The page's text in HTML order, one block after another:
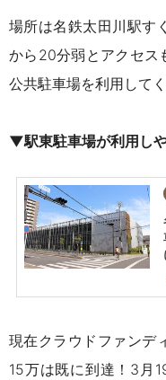
場所は名鉄太田川駅す
から20分弱とアクセス
公共駐車場を利用してく
▼駅東駐車場が利用し
現在クラウドファンデ
15万は既に到達！3月